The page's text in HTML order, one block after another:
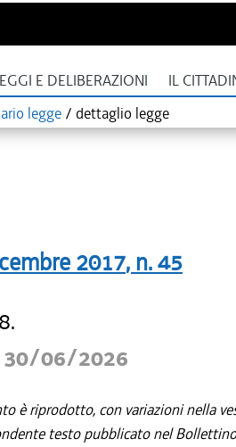
E DELIBERAZIONI IL
legge / dettaglio legge
2017, n.45
30/06/2026
è riprodotto, con variazioni nella
testo pubblicato nel